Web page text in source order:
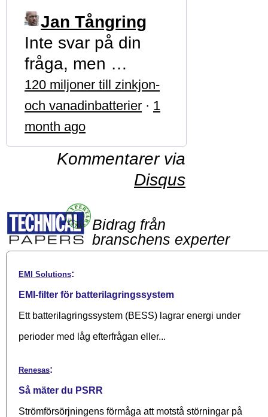
Jan Tångring
Inte svar på din
fråga, men …
120 miljoner till zinkjon-
och vanadinbatterier · 1
month ago
Kommentarer via
Disqus
Bidrag från
branschens experter
EMI Solutions:
EMI-filter för batterilagringssystem
Ett batterilagringssystem (BESS) lagrar energi under
perioder med låg efterfrågan eller...
Renesas:
Så mäter du PSRR
Strömförsörjningens förmåga att motstå störningar på